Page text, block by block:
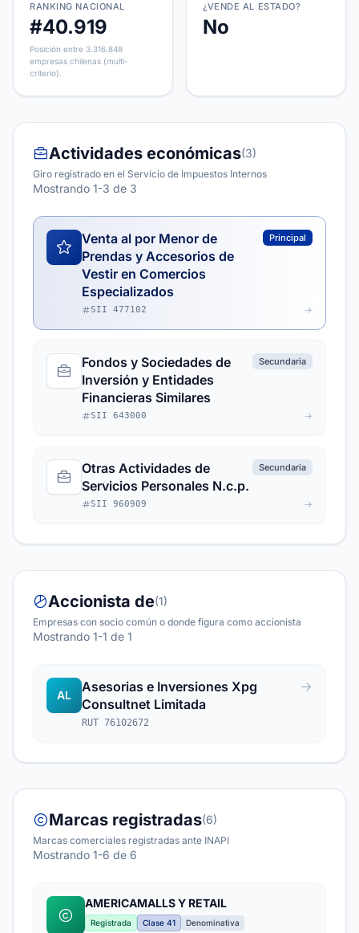
RANKING NACIONAL
#40.919
Posición entre 3.316.848
empresas chilenas (multi-
criterio).
¿VENDE AL ESTADO?
No
Actividades económicas(3)
Giro registrado en el Servicio de Impuestos Internos
Mostrando 1-3 de 3
Venta al por Menor de
Prendas y Accesorios de
Vestir en Comercios
Especializados
Principal
SII 477102
Fondos y Sociedades de
Inversión y Entidades
Financieras Similares
Secundaria
SII 643000
Otras Actividades de
Servicios Personales N.c.p.
Secundaria
SII 960909
Accionista de(1)
Empresas con socio común o donde figura como accionista
Mostrando 1-1 de 1
AL
Asesorias e Inversiones Xpg
Consultnet Limitada
RUT 76102672
Marcas registradas(6)
Marcas comerciales registradas ante INAPI
Mostrando 1-6 de 6
AMERICAMALLS Y RETAIL
Registrada Clase 41 Denominativa